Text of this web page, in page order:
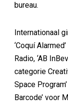
bureau.
Internationaal
‘Coquí
Radio, ‘AB
categorie
Space
Barcode’ voor